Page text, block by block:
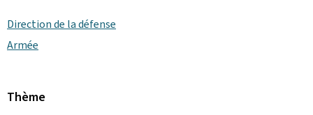
Direction de la défense
Armée
Thème